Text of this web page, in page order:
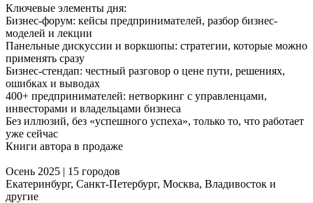
Ключевые элементы дня:
Бизнес-форум: кейсы предпринимателей, разбор бизнес-
моделей и лекции
Панельные дискуссии и воркшопы: стратегии, которые можно
применять сразу
Бизнес-стендап: честный разговор о цене пути, решениях,
ошибках и выводах
400+ предпринимателей: нетворкинг с управленцами,
инвесторами и владельцами бизнеса
Без иллюзий, без «успешного успеха», только то, что работает
уже сейчас
Книги автора в продаже
Осень 2025 | 15 городов
Екатеринбург, Санкт-Петербург, Москва, Владивосток и
другие